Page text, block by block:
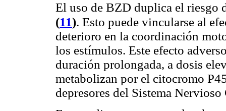
El uso de BZD duplica el riesgo
(11). Esto puede vincularse al
deterioro en la coordinación
los estímulos. Este efecto
duración prolongada, a dosis
metabolizan por el citocromo
depresores del Sistema Nervioso